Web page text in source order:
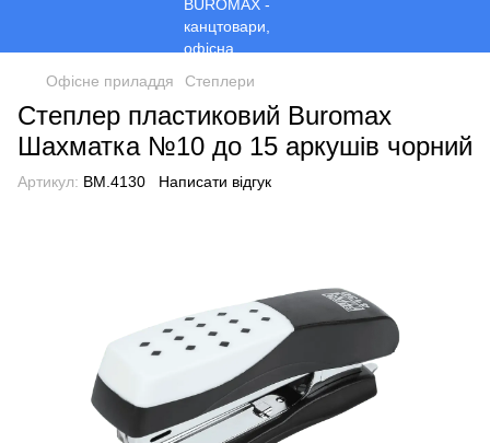
Офісне приладдя Степлери
Степлер пластиковий Buromax
Шахматка №10 до 15 аркушів чорний
Артикул: BM.4130 Написати відгук